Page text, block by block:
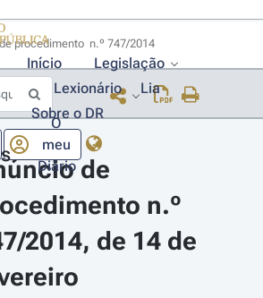
Início
Legislação
Lexionário
Lia
Sobre o DR
O
meu
Diário de
n.º
2014, de 14 de